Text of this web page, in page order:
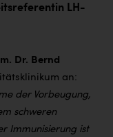
LH-
Dr. Bernd
an:
der Vorbeugung,
schweren
Immunisierung ist